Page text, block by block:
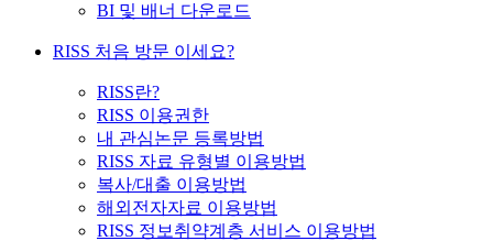
BI 및 배너 다운로드
RISS 처음 방문 이세요?
RISS란?
RISS 이용권한
내 관심논문 등록방법
RISS 자료 유형별 이용방법
복사/대출 이용방법
해외전자자료 이용방법
RISS 정보취약계층 서비스 이용방법